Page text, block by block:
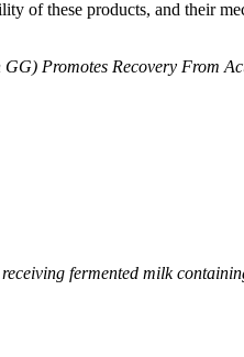
of these products, and their
Promotes Recovery From
fermented milk